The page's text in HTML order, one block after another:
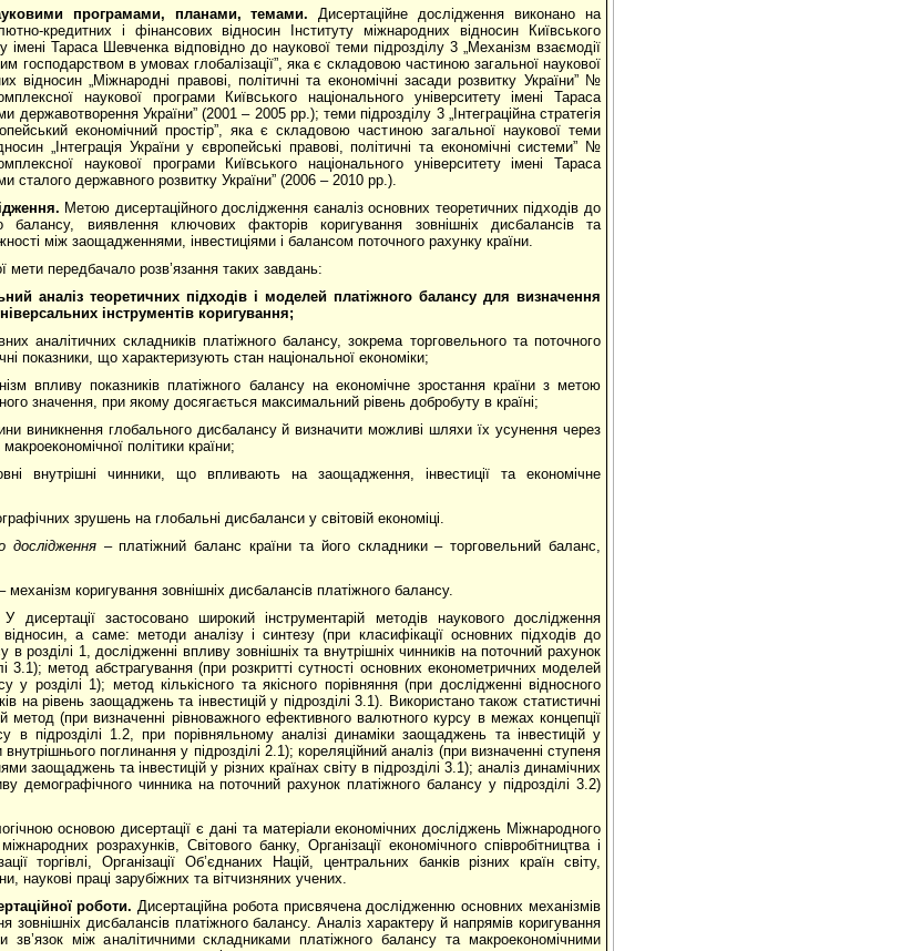
програмами, планами, темами. Дисертаційне дослідження виконано на
кредитних і фінансових відносин Інституту міжнародних відносин Київського
імені Тараса Шевченка відповідно до наукової теми підрозділу 3 „Механізм взаємодії
господарством в умовах глобалізації”, яка є складовою частиною загальної наукової
відносин „Міжнародні правові, політичні та економічні засади розвитку України” №
наукової програми Київського національного університету імені Тараса
державотворення України” (2001 – 2005 рр.); теми підрозділу 3 „Інтеграційна стратегія
економічний простір”, яка є складовою частиною загальної наукової теми
„Інтеграція України у європейські правові, політичні та економічні системи” №
наукової програми Київського національного університету імені Тараса
сталого державного розвитку України” (2006 – 2010 рр.).
Метою дисертаційного дослідження єаналіз основних теоретичних підходів до
балансу, виявлення ключових факторів коригування зовнішніх дисбалансів та
між заощадженнями, інвестиціями і балансом поточного рахунку країни.
мети передбачало розв’язання таких завдань:
аналіз теоретичних підходів і моделей платіжного балансу для визначення
інструментів коригування;
аналітичних складників платіжного балансу, зокрема торговельного та поточного
показники, що характеризують стан національної економіки;
впливу показників платіжного балансу на економічне зростання країни з метою
значення, при якому досягається максимальний рівень добробуту в країні;
виникнення глобального дисбалансу й визначити можливі шляхи їх усунення через
політики країни;
внутрішні чинники, що впливають на заощадження, інвестиції та економічне
зрушень на глобальні дисбаланси у світовій економіці.
дослідження– платіжний баланс країни та його складники – торговельний баланс,
механізм коригування зовнішніх дисбалансів платіжного балансу.
У дисертації застосовано широкий інструментарій методів наукового дослідження
а саме: методи аналізу і синтезу (при класифікації основних підходів до
в розділі 1, дослідженні впливу зовнішніх та внутрішніх чинників на поточний рахунок
3.1); метод абстрагування (при розкритті сутності основних економетричних моделей
у розділі 1); метод кількісного та якісного порівняння (при дослідженні відносного
на рівень заощаджень та інвестицій у підрозділі 3.1). Використано також статистичні
метод (при визначенні рівноважного ефективного валютного курсу в межах концепції
в підрозділі 1.2, при порівняльному аналізі динаміки заощаджень та інвестицій у
внутрішнього поглинання у підрозділі 2.1); кореляційний аналіз (при визначенні ступеня
заощаджень та інвестицій у різних країнах світу в підрозділі 3.1); аналіз динамічних
демографічного чинника на поточний рахунок платіжного балансу у підрозділі 3.2)
основою дисертації є дані та матеріали економічних досліджень Міжнародного
розрахунків, Світового банку, Організації економічного співробітництва і
торгівлі, Організації Об’єднаних Націй, центральних банків різних країн світу,
наукові праці зарубіжних та вітчизняних учених.
роботи. Дисертаційна робота присвячена дослідженню основних механізмів
зовнішніх дисбалансів платіжного балансу. Аналіз характеру й напрямів коригування
зв’язок між аналітичними складниками платіжного балансу та макроекономічними